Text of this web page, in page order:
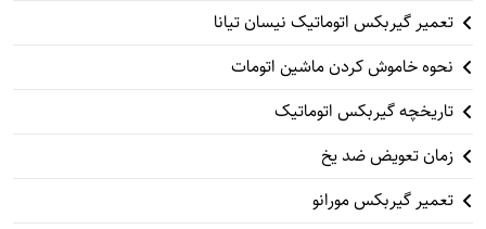
تعمیر گیربکس اتوماتیک نیسان تیانا
نحوه خاموش کردن ماشین اتومات
تاریخچه گیربکس اتوماتیک
زمان تعویض ضد یخ
تعمیر گیربکس مورانو